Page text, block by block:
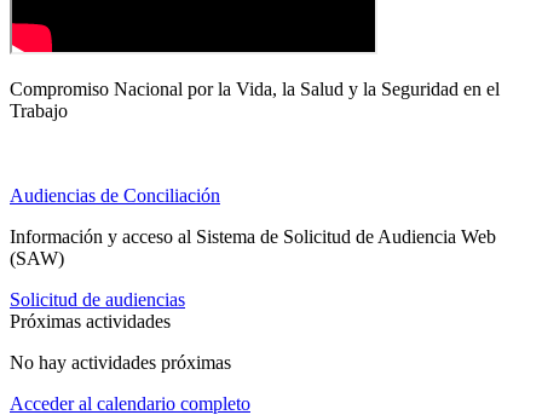
Compromiso Nacional por la Vida, la Salud y la Seguridad en el
Trabajo
Audiencias de Conciliación
Información y acceso al Sistema de Solicitud de Audiencia Web
(SAW)
Solicitud de audiencias
Próximas actividades
No hay actividades próximas
Acceder al calendario completo